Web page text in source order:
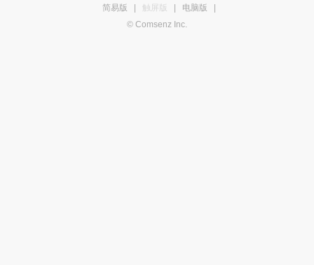
简易版
触屏版 电脑版
© Comsenz Inc.